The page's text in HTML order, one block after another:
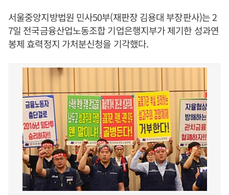
서울중앙지방법원 민사50부(재판장 김용대 부장판사)는 2
7일 전국금융산업노동조합 기업은행지부가 제기한 성과연
봉제 효력정지 가처분신청을 기각했다.